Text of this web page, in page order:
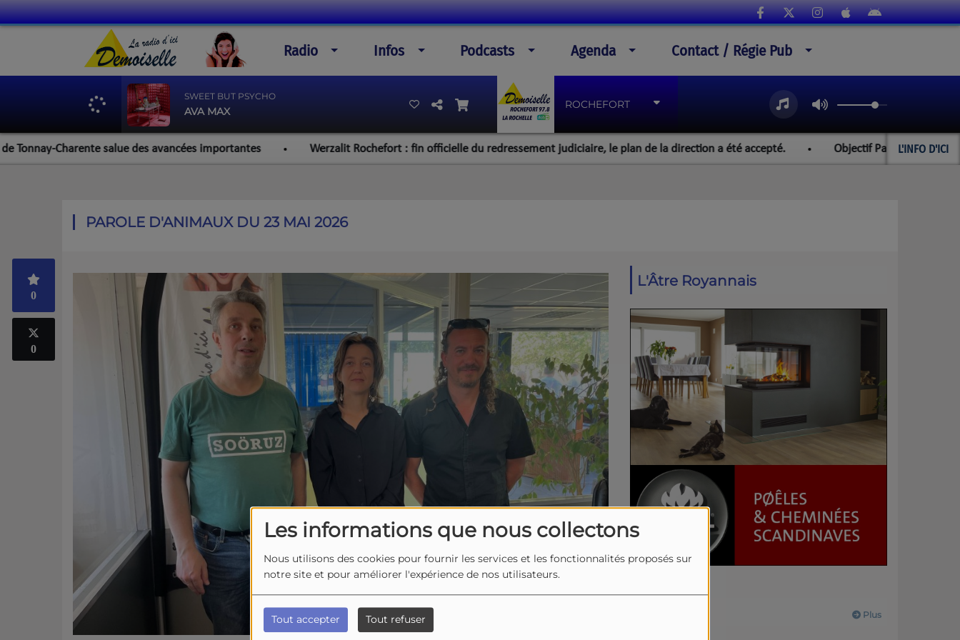
Les informations que nous collectons
Nous utilisons des cookies pour fournir les services et les fonctionnalités proposés sur
notre site et pour améliorer l'expérience de nos utilisateurs.
Tout accepter Tout refuser
Radio Infos Podcasts Agenda Contact / Régie Pub
SWEET BUT PSYCHO
AVA MAX
ROCHEFORT
L'INFO D'ICI
Charente salue des avancées importantes Werzalit Rochefort : fin officielle du redressement judiciaire, le plan de la direction a été accepté. Objectif Paraguay et les
PAROLE D'ANIMAUX DU 23 MAI 2026
0
0
L'Âtre Royannais
Plus